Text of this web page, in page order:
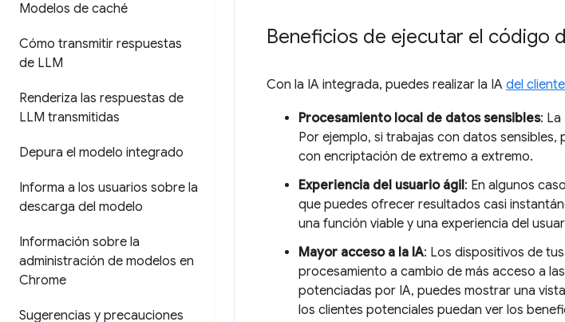
Modelos de caché
Cómo transmitir respuestas
de LLM
Renderiza las respuestas de
LLM transmitidas
Depura el modelo integrado
Informa a los usuarios sobre la
descarga del modelo
Información sobre la
administración de modelos en
Chrome
Sugerencias y precauciones
Beneficios de ejecutar el código
Con la IA integrada, puedes realizar la IA del cliente
Procesamiento local de datos sensibles:
Por ejemplo, si trabajas con datos
con encriptación de extremo a extremo.
Experiencia del usuario ágil: En algunos
que puedes ofrecer resultados casi
una función viable y una experiencia del
Mayor acceso a la IA: Los dispositivos de
procesamiento a cambio de más acceso a
potenciadas por IA, puedes mostrar una
los clientes potenciales puedan ver los